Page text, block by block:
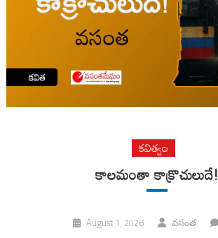
కవిత్వం
కాలమంతా కాక్రొచులుదే!
August 1, 2026 వసంత